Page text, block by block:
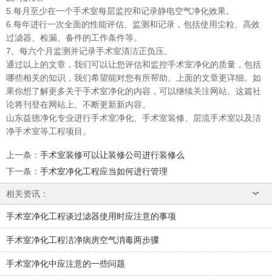
5.每月至少在一个手术室每层监控和记录静电空气净化效果。
6.每年进行一次全面的性能评估、监测和记录，包括使用尘粒、高效
过滤器、检漏、备件的工作条件等。
7。每六个月监测并记录手术室清洁正负压。
通过以上的文章，我们可以让您评估和监控手术室净化的质量，包括
哪些相关的知识，我们希望能对您有所帮助。上面的文章更详细。如
果你想了解更多关于手术室净化的内容，可以继续关注网站。这篇社
论将刊登在网站上。不断更新新内容。
山东益德净化专业进行手术室净化、手术室装修、层流手术室以及洁
净手术室等工程项目。
上一条 ： 手术室装修可以让装修公司进行装修么
下一条 ： 手术室净化工程应当如何进行管理
相关资讯：
手术室净化工程谈过滤器使用时应注意的事项
手术室净化工程洁净病房空气消毒两步骤
手术室净化中应注意的一些问题